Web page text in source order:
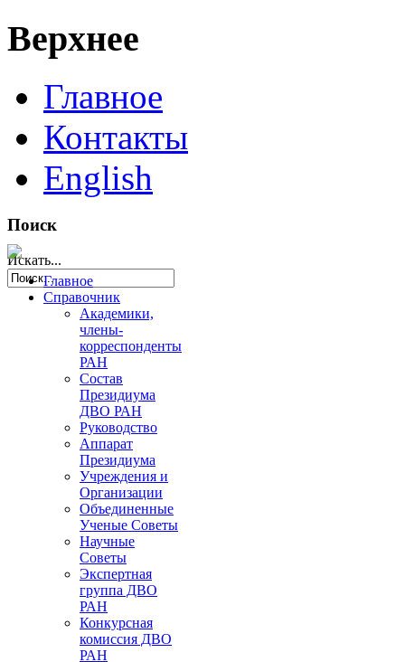
Верхнее
Главное
Контакты
English
Поиск
Искать...
Главное
Справочник
Академики,
члены-
корреспонденты
РАН
Состав
Президиума
ДВО РАН
Руководство
Аппарат
Президиума
Учреждения и
Организации
Объединенные
Ученые Советы
Научные
Советы
Экспертная
группа ДВО
РАН
Конкурсная
комиссия ДВО
РАН